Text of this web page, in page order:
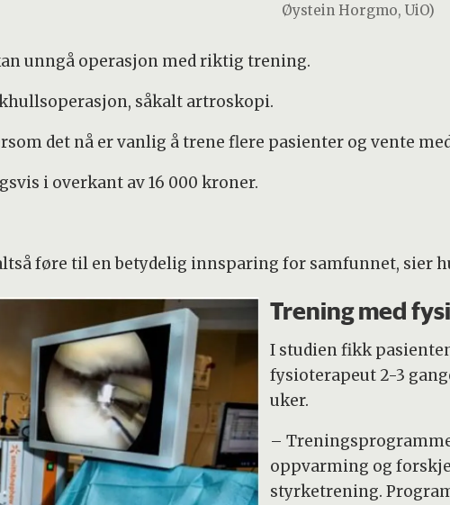
Øystein Horgmo, UiO)
unngå operasjon med riktig trening.
såkalt artroskopi.
det nå er vanlig å trene flere pasienter og vente
i overkant av 16 000 kroner.
føre til en betydelig innsparing for samfunnet, sier
Trening med
I studien fikk
fysioterapeut 2-3
uker.
–
oppvarming og
styrketrening.